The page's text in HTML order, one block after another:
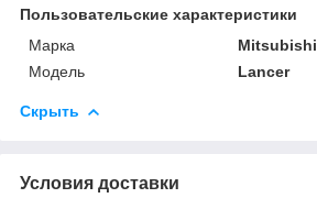
Пользовательские характеристики
Марка
Mitsubishi
Модель
Lancer
Скрыть
Условия доставки